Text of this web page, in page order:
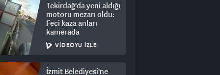
Tekirdağ'da yeni aldığı
motoru mezarı oldu:
Feci kaza anları
kamerada
VIDEOYU İZLE
İzmit Belediyesi'ne